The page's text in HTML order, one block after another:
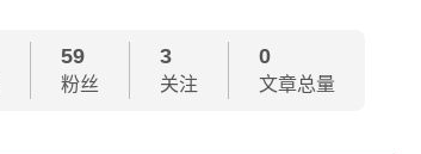
59
粉丝
3
关注
0
文章总量